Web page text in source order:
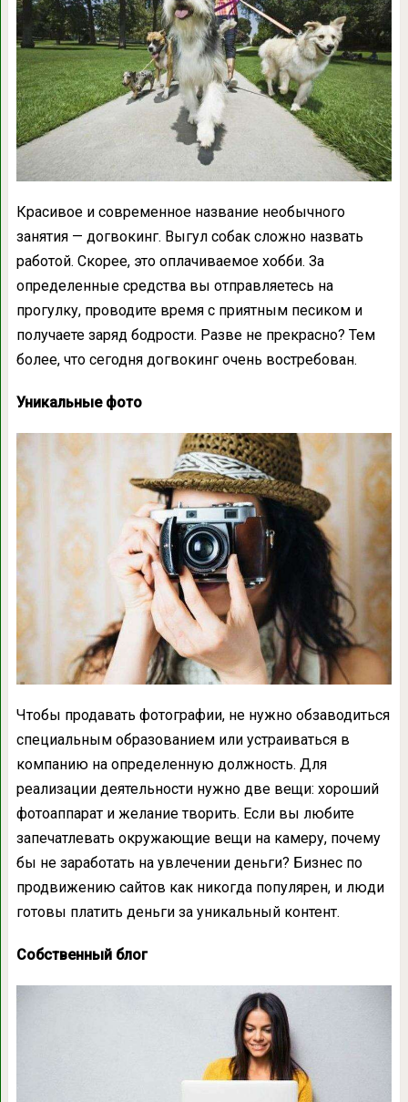
Красивое и современное название необычного
занятия — догвокинг. Выгул собак сложно назвать
работой. Скорее, это оплачиваемое хобби. За
определенные средства вы отправляетесь на
прогулку, проводите время с приятным песиком и
получаете заряд бодрости. Разве не прекрасно? Тем
более, что сегодня догвокинг очень востребован.
Уникальные фото
Чтобы продавать фотографии, не нужно обзаводиться
специальным образованием или устраиваться в
компанию на определенную должность. Для
реализации деятельности нужно две вещи: хороший
фотоаппарат и желание творить. Если вы любите
запечатлевать окружающие вещи на камеру, почему
бы не заработать на увлечении деньги? Бизнес по
продвижению сайтов как никогда популярен, и люди
готовы платить деньги за уникальный контент.
Собственный блог